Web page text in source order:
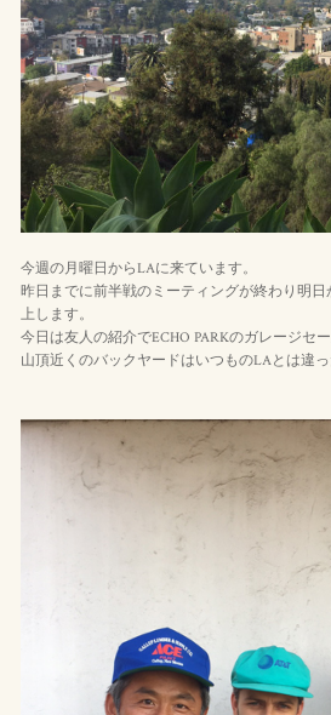
今週の月曜日からLAに来ています。
昨日までに前半戦のミーティングが終わり明
上します。
今日は友人の紹介でECHO PARKのガレージセ
山頂近くのバックヤードはいつものLAとは違っ